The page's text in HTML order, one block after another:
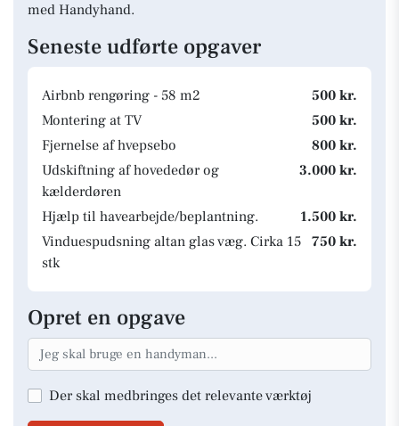
med Handyhand.
Seneste udførte opgaver
Airbnb rengøring - 58 m2
500 kr.
Montering at TV
500 kr.
Fjernelse af hvepsebo
800 kr.
Udskiftning af hovededør og
kælderdøren
3.000 kr.
Hjælp til havearbejde/beplantning.
1.500 kr.
Vinduespudsning altan glas væg. Cirka 15
stk
750 kr.
Opret en opgave
Der skal medbringes det relevante værktøj